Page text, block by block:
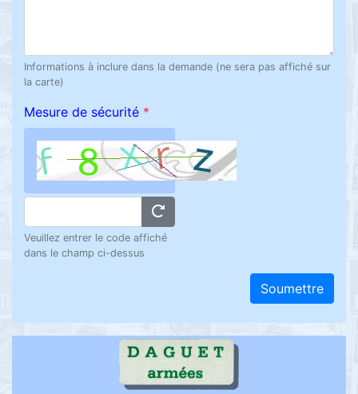
Informations à inclure dans la demande (ne sera pas affiché sur
la carte)
Mesure de sécurité *
Veuillez entrer le code affiché
dans le champ ci-dessus
Soumettre